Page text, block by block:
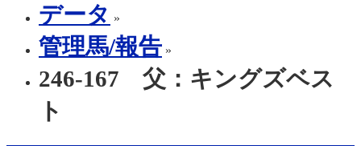
データ »
管理馬/報告 »
246-167 父：キングズベス
ト